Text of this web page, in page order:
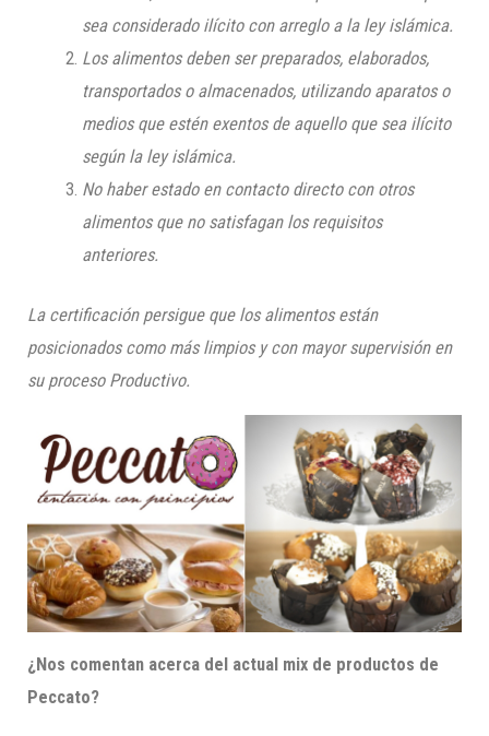
sea considerado ilícito con arreglo a la ley islámica.
Los alimentos deben ser preparados, elaborados,
transportados o almacenados, utilizando aparatos o
medios que estén exentos de aquello que sea ilícito
según la ley islámica.
No haber estado en contacto directo con otros
alimentos que no satisfagan los requisitos
anteriores.
La certificación persigue que los alimentos están
posicionados como más limpios y con mayor supervisión en
su proceso Productivo.
¿Nos comentan acerca del actual mix de productos de
Peccato?